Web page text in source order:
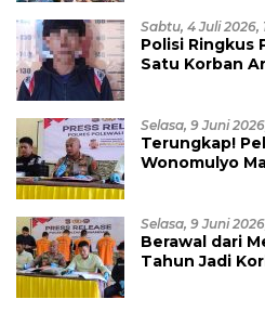
Sabtu, 4 Juli 2026,
Polisi Ringkus
Satu Korban
Selasa, 9 Juni
Terungkap!
Wonomulyo
Selasa, 9 Juni
Berawal dari
Tahun Jadi